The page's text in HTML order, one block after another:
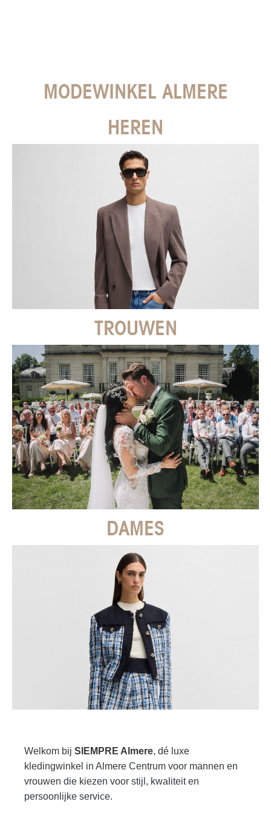
MODEWINKEL ALMERE
HEREN
TROUWEN
DAMES
Welkom bij SIEMPRE Almere, dé luxe
kledingwinkel in Almere Centrum voor mannen en
vrouwen die kiezen voor stijl, kwaliteit en
persoonlijke service.